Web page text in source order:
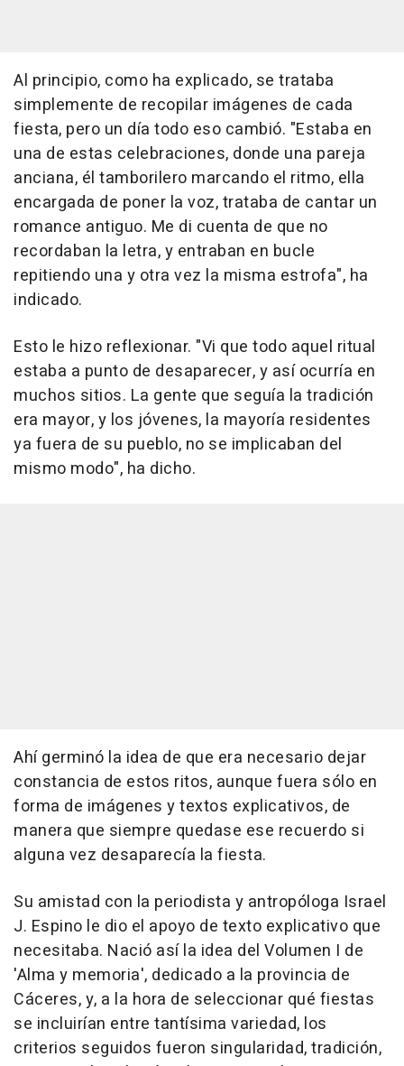
Al principio, como ha explicado, se trataba
simplemente de recopilar imágenes de cada
fiesta, pero un día todo eso cambió. "Estaba en
una de estas celebraciones, donde una pareja
anciana, él tamborilero marcando el ritmo, ella
encargada de poner la voz, trataba de cantar un
romance antiguo. Me di cuenta de que no
recordaban la letra, y entraban en bucle
repitiendo una y otra vez la misma estrofa", ha
indicado.
Esto le hizo reflexionar. "Vi que todo aquel ritual
estaba a punto de desaparecer, y así ocurría en
muchos sitios. La gente que seguía la tradición
era mayor, y los jóvenes, la mayoría residentes
ya fuera de su pueblo, no se implicaban del
mismo modo", ha dicho.
Ahí germinó la idea de que era necesario dejar
constancia de estos ritos, aunque fuera sólo en
forma de imágenes y textos explicativos, de
manera que siempre quedase ese recuerdo si
alguna vez desaparecía la fiesta.
Su amistad con la periodista y antropóloga Israel
J. Espino le dio el apoyo de texto explicativo que
necesitaba. Nació así la idea del Volumen I de
'Alma y memoria', dedicado a la provincia de
Cáceres, y, a la hora de seleccionar qué fiestas
se incluirían entre tantísima variedad, los
criterios seguidos fueron singularidad, tradición,